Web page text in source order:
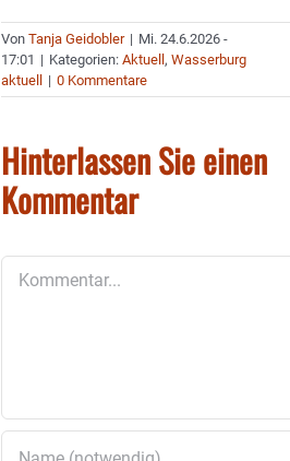
VonTanja Geidobler | Mi. 24.6.2026 -
17:01 | Kategorien:Aktuell,Wasserburg
aktuell
| 0 Kommentare
Hinterlassen Sie einen
Kommentar